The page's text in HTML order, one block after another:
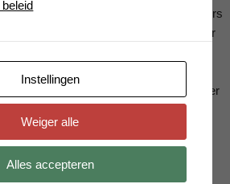
beroepsmatig aangerekende kilometers
24.000 kilometer bedraagt. Leg je meer
af, dan zal de fiscus bijkomend bewijs
u ook nog steeds een hoger bedrag
kilometervergoeding, maar ook hier
bewijzen dat dit hoger bedrag
kostprijs.
zoals gezegd belastingvrij voor de
Instellingen
Weiger alle
Alles accepteren